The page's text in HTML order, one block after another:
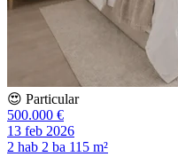
😍 Particular
500.000 €
13 feb 2026
2 hab 2 ba 115 m²